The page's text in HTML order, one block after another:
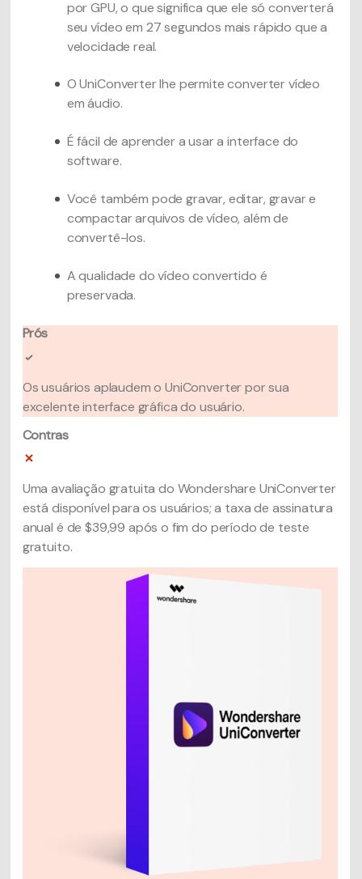
por GPU, o que significa que ele só converterá
seu vídeo em 27 segundos mais rápido que a
velocidade real.
O UniConverter lhe permite converter vídeo
em áudio.
É fácil de aprender a usar a interface do
software.
Você também pode gravar, editar, gravar e
compactar arquivos de vídeo, além de
convertê-los.
A qualidade do vídeo convertido é
preservada.
Prós
Os usuários aplaudem o UniConverter por sua
excelente interface gráfica do usuário.
Contras
Uma avaliação gratuita do Wondershare UniConverter
está disponível para os usuários; a taxa de assinatura
anual é de $39,99 após o fim do período de teste
gratuito.